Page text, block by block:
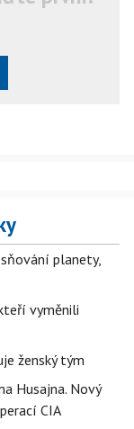
planety,
vyměnili
ženský tým
Husajna. Nový
CIA